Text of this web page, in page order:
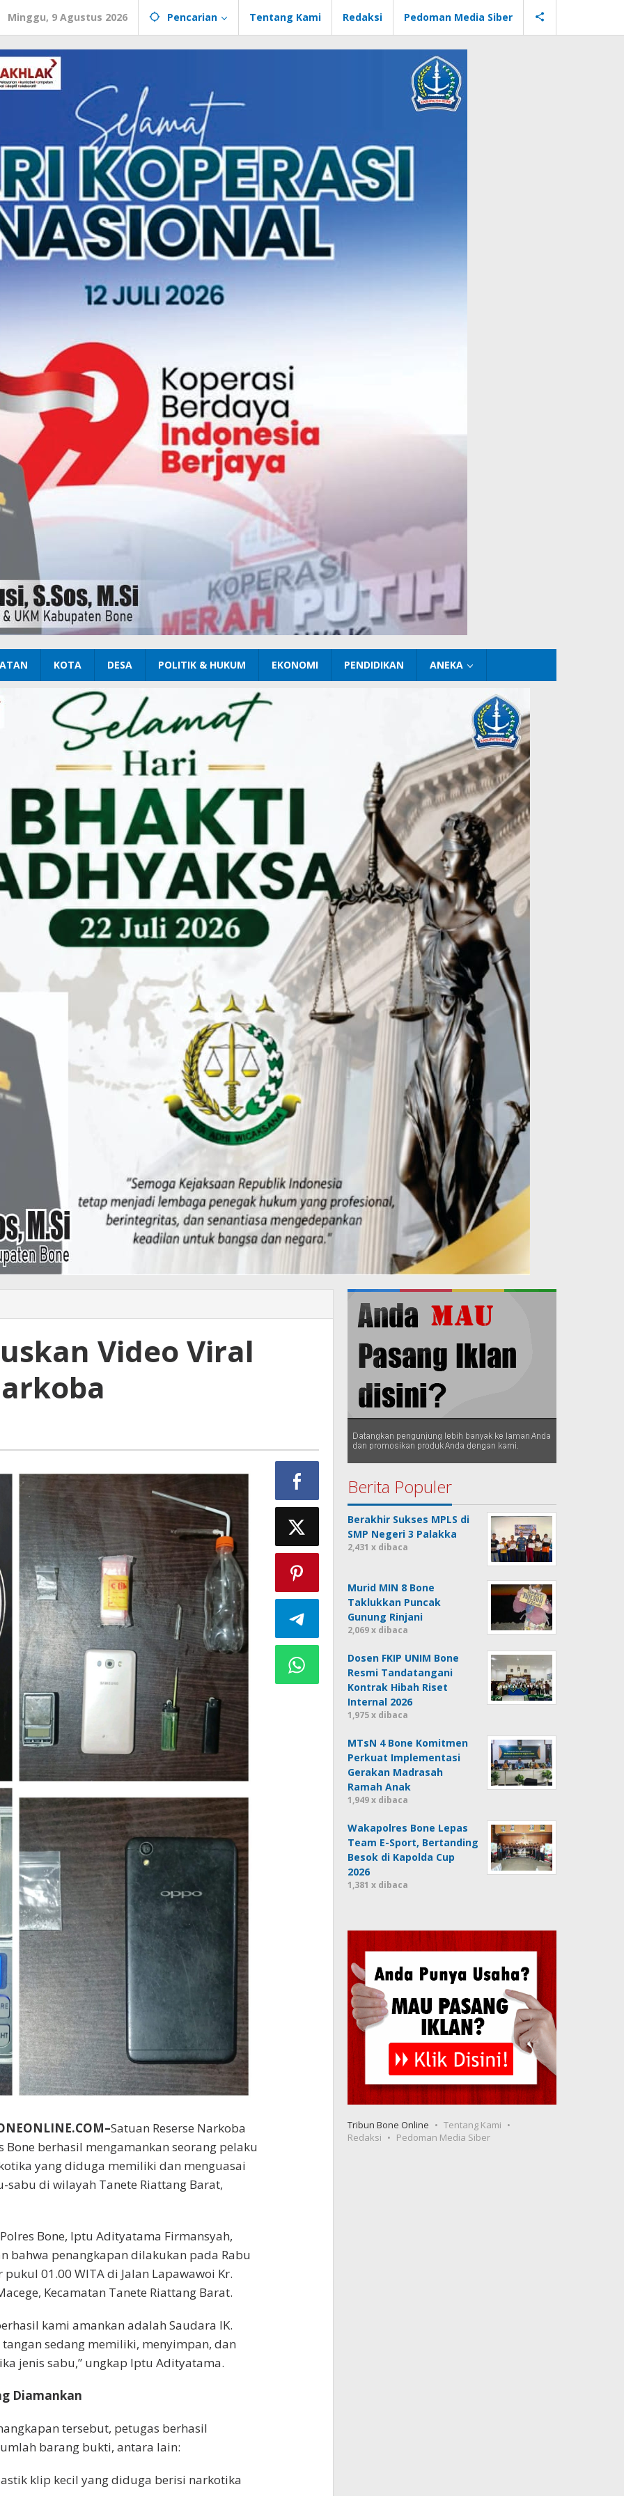
Minggu, 9 Agustus 2026 Pencarian Tentang Kami Redaksi Pedoman Media Siber
KOTA DESA POLITIK & HUKUM EKONOMI PENDIDIKAN ANEKA
Video Viral
Satuan Reserse Narkoba
Bone berhasil mengamankan seorang pelaku
yang diduga memiliki dan menguasai
sabu di wilayah Tanete Riattang Barat,
Bone, Iptu Adityatama Firmansyah,
bahwa penangkapan dilakukan pada Rabu
01.00 WITA di Jalan Lapawawoi Kr.
Kecamatan Tanete Riattang Barat.
kami amankan adalah Saudara IK.
sedang memiliki, menyimpan, dan
jenis sabu,” ungkap Iptu Adityatama.
Diamankan
tersebut, petugas berhasil
barang bukti, antara lain:
klip kecil yang diduga berisi narkotika
Berita Populer
Berakhir Sukses MPLS di
SMP Negeri 3 Palakka
2,431 x dibaca
Murid MIN 8 Bone
Taklukkan Puncak
Gunung Rinjani
2,069 x dibaca
Dosen FKIP UNIM Bone
Resmi Tandatangani
Kontrak Hibah Riset
Internal 2026
1,975 x dibaca
MTsN 4 Bone Komitmen
Perkuat Implementasi
Gerakan Madrasah
Ramah Anak
1,949 x dibaca
Wakapolres Bone Lepas
Team E-Sport, Bertanding
Besok di Kapolda Cup
2026
1,381 x dibaca
Tribun Bone Online
Tentang Kami
Redaksi
Pedoman Media Siber